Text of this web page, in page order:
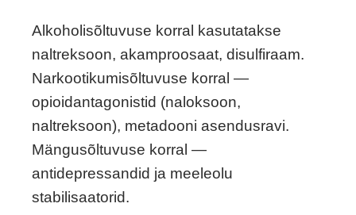
Alkoholisõltuvuse korral kasutatakse
naltreksoon, akamproosaat, disulfiraam.
Narkootikumisõltuvuse korral —
opioidantagonistid (naloksoon,
naltreksoon), metadooni asendusravi.
Mängusõltuvuse korral —
antidepressandid ja meeleolu
stabilisaatorid.